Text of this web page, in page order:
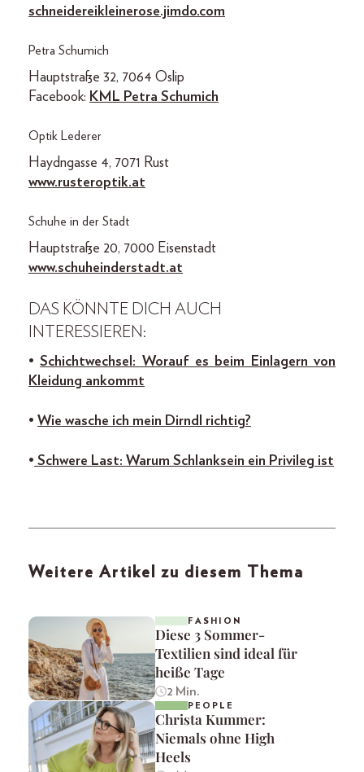
schneidereikleinerose.jimdo.com
Petra Schumich
Hauptstraße 32, 7064 Oslip
Facebook: KML Petra Schumich
Optik Lederer
Haydngasse 4, 7071 Rust
www.rusteroptik.at
Schuhe in der Stadt
Hauptstraße 20, 7000 Eisenstadt
www.schuheinderstadt.at
DAS KÖNNTE DICH AUCH
INTERESSIEREN:
•Schichtwechsel: Worauf es beim Einlagern von
Kleidung ankommt
• Wie wasche ich mein Dirndl richtig?
• Schwere Last: Warum Schlanksein ein Privileg ist
Weitere Artikel zu diesem Thema
FASHION
Diese 3 Sommer-
Textilien sind ideal für
heiße Tage
2 Min.
PEOPLE
Christa Kummer:
Niemals ohne High
Heels